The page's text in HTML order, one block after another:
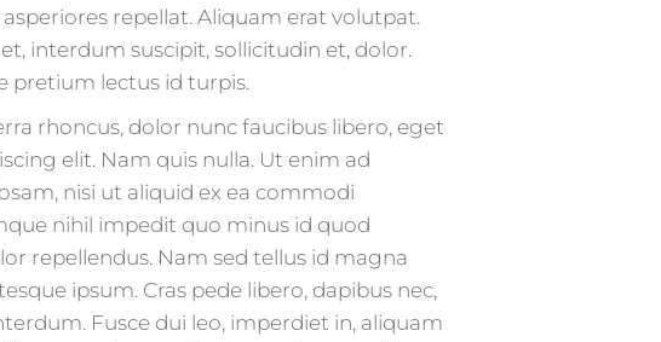
repellat. Aliquam erat volutpat.
interdum suscipit, sollicitudin et, dolor.
pretium lectus id turpis.
rhoncus, dolor nunc faucibus libero, eget
elit. Nam quis nulla. Ut enim ad
nisi ut aliquid ex ea commodi
nihil impedit quo minus id quod
repellendus. Nam sed tellus id magna
ipsum. Cras pede libero, dapibus nec,
Fusce dui leo, imperdiet in, aliquam